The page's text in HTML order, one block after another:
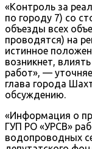
«Контроль за
по городу 7) со
объезды всех
проводятся) на
истинное
возникнет,
работ», —
глава города
обсуждению.
«Информация о
ГУП РО «УРСВ»
водопроводных